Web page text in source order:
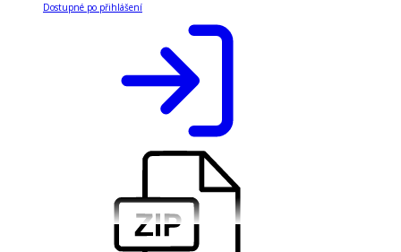
Dostupné po přihlášení